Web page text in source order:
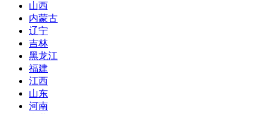
山西
内蒙古
辽宁
吉林
黑龙江
福建
江西
山东
河南